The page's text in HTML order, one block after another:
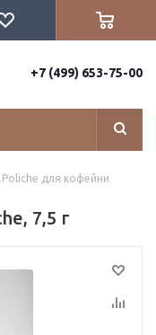
+7 (499) 653-75-00
для кофейни
7,5 г